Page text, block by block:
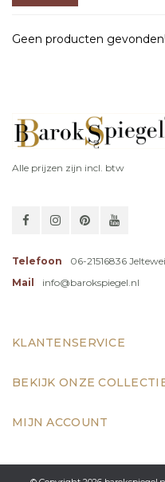
Geen producten
Alle prijzen zijn incl. btw
Telefoon
06-21516836
Mail
info@barokspiegel.nl
KLANTENSERVICE
BEKIJK ONZE
MIJN ACCOUNT